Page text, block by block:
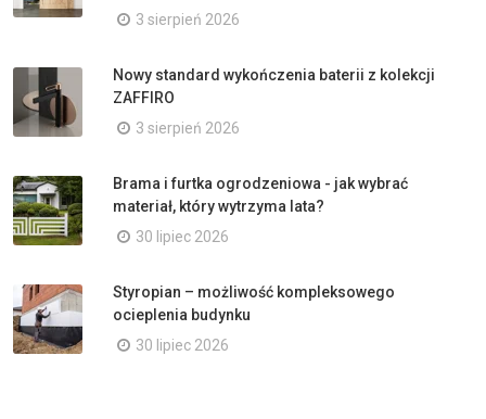
3 sierpień 2026
Nowy standard wykończenia baterii z kolekcji
ZAFFIRO
3 sierpień 2026
Brama i furtka ogrodzeniowa - jak wybrać
materiał, który wytrzyma lata?
30 lipiec 2026
Styropian – możliwość kompleksowego
ocieplenia budynku
30 lipiec 2026